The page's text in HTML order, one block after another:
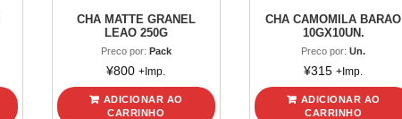
CHA MATTE GRANEL
LEAO 250G
Preco por: Pack
¥800 +Imp.
ADICIONAR AO
CARRINHO
CHA CAMOMILA BARAO
10GX10UN.
Preco por:Un.
¥315 +Imp.
ADICIONAR AO
CARRINHO